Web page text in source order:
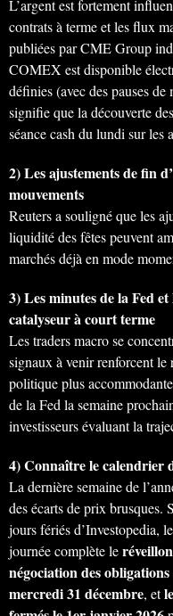
L’argent est fortement
contrats à terme et les flux
publiées par CME Group
COMEX est disponible
définies (avec des pauses
signifie que la découverte
séance cash du lundi sur les
2) Les ajustements de fin
mouvements
Reuters a souligné que les
liquidité des fêtes peuvent
marchés déjà en mode
3) Les minutes de la Fed
catalyseur à court terme
Les traders macro se
signaux à venir renforcent le
politique plus
de la Fed la semaine
investisseurs évaluant la
4) Connaître le calendrier
La dernière semaine de
des écarts de prix brusques.
jours fériés d’Investopedia,
journée complète le
négociation des
mercredi 31 décembre, et